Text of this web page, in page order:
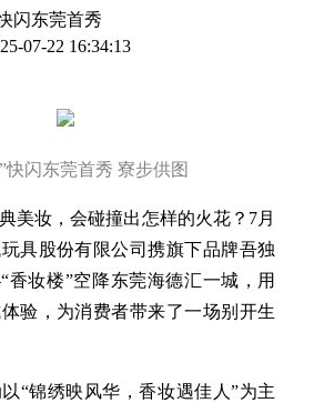
闪东莞首秀
07-22 16:34:13
快闪东莞首秀 寮步供图
美妆，会碰撞出怎样的火花？7月
具股份有限公司携旗下品牌吾独
妆楼”空降东莞海德汇一城，用
验，为消费者带来了一场别开生
“锦绣映风华，香妆遇佳人”为主